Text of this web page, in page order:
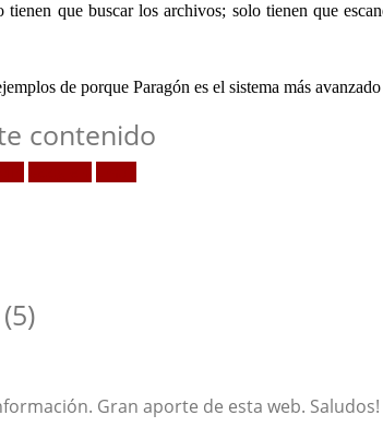
tienen que buscar los archivos; solo tienen que
de porque Paragón es el sistema más
contenido
Gran aporte de esta web. Saludos!